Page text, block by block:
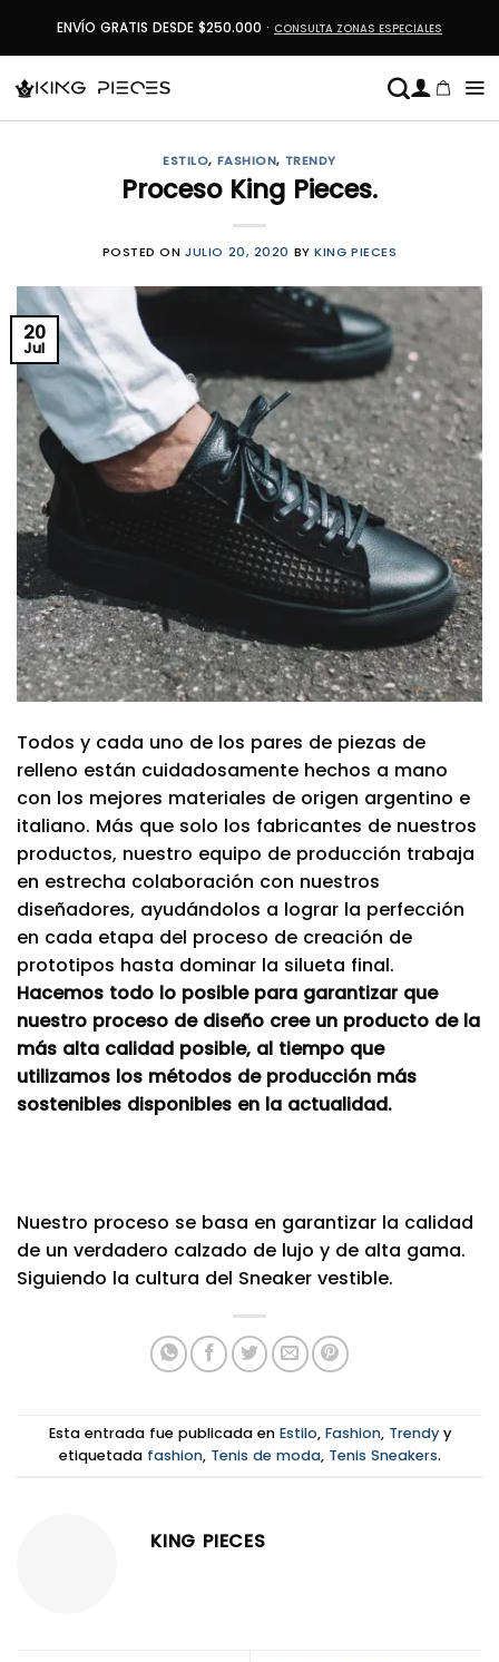
ENVÍO GRATIS DESDE $250.000 · CONSULTA ZONAS ESPECIALES
ESTILO, FASHION, TRENDY
Proceso King Pieces.
POSTED ONJULIO 20, 2020 BYKING PIECES
20
Jul
Todos y cada uno de los pares de piezas de
relleno están cuidadosamente hechos a mano
con los mejores materiales de origen argentino e
italiano. Más que solo los fabricantes de nuestros
productos, nuestro equipo de producción trabaja
en estrecha colaboración con nuestros
diseñadores, ayudándolos a lograr la perfección
en cada etapa del proceso de creación de
prototipos hasta dominar la silueta final.
Hacemos todo lo posible para garantizar que
nuestro proceso de diseño cree un producto de la
más alta calidad posible, al tiempo que
utilizamos los métodos de producción más
sostenibles disponibles en la actualidad.
Nuestro proceso se basa en garantizar la calidad
de un verdadero calzado de lujo y de alta gama.
Siguiendo la cultura del Sneaker vestible.
Esta entrada fue publicada en Estilo, Fashion, Trendyy
etiquetada fashion, Tenis de moda, Tenis Sneakers.
KING PIECES